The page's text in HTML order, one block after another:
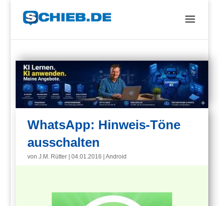
WhatsApp: Hinweis-Töne
ausschalten
vonJ.M. Rütter |04.01.2016 |Android